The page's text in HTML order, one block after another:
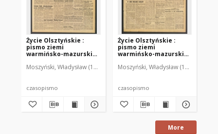
Życie Olsztyńskie :
pismo ziemi
warmińsko-mazurskiej,
Moszyński, Władysław (1922-2001). Red. Mroczkowski, Włodzimierz
czasopismo
Życie Olsztyńskie :
pismo ziemi
warmińsko-mazurskiej,
Moszyński, Władysław (1922-2001).
czasopismo
More